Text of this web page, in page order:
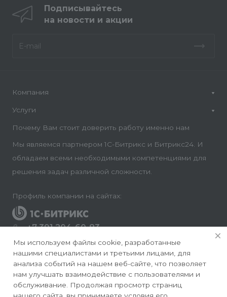
Подписывайтесь
на новости и акции
Компания
Услуги
Почему Вам стоит доверить работу именно нам
Мы являемся партнером 1С-Битрикс и Битрикс24. И
обладаем всеми необходимыми компетенциями для
решения задач различной сложности.
Профиль компании на сайтах:
+7 391 204-60-83
Заказать звонок
info@conversite.ru
г. Красноярск, ул. Ладо Кецховели 22а, офис 8-28/1
Мы используем файлы cookie, разработанные
нашими специалистами и третьими лицами, для
анализа событий на нашем веб-сайте, что позволяет
нам улучшать взаимодействие с пользователями и
обслуживание. Продолжая просмотр страниц